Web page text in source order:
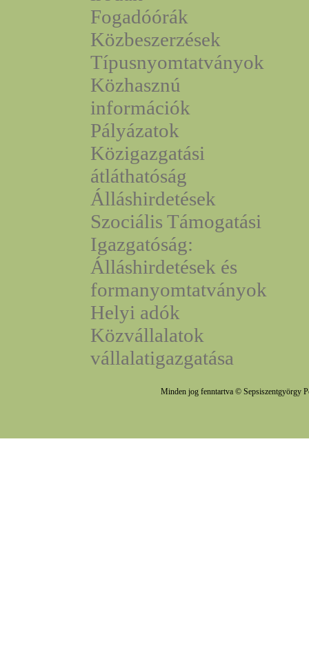
Fogadóórák
Közbeszerzések
Típusnyomtatványok
Közhasznú
információk
Pályázatok
Közigazgatási
átláthatóság
Álláshirdetések
Szociális Támogatási
Igazgatóság:
Álláshirdetések és
formanyomtatványok
Helyi adók
Közvállalatok
vállalatigazgatása
Minden jog fenntartva © Sepsiszentgyörgy